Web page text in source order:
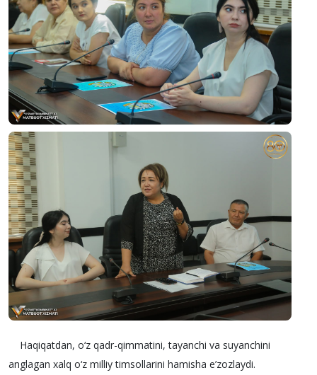
Haqiqatdan, o‘z qadr-qimmatini, tayanchi va suyanchini
anglagan xalq o‘z milliy timsollarini hamisha e’zozlaydi.